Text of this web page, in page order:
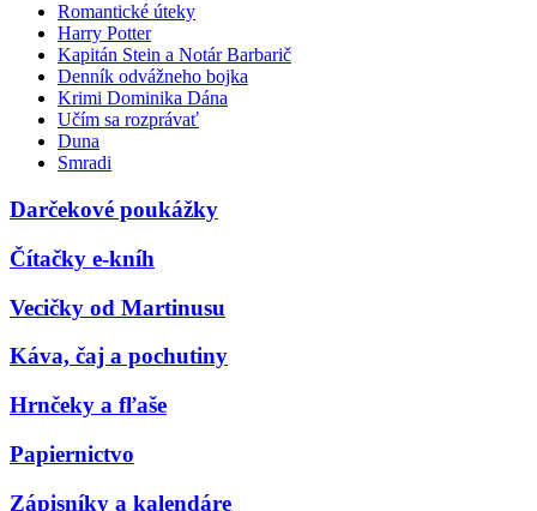
Romantické úteky
Harry Potter
Kapitán Stein a Notár Barbarič
Denník odvážneho bojka
Krimi Dominika Dána
Učím sa rozprávať
Duna
Smradi
Darčekové poukážky
Čítačky e-kníh
Vecičky od Martinusu
Káva, čaj a pochutiny
Hrnčeky a fľaše
Papiernictvo
Zápisníky a kalendáre